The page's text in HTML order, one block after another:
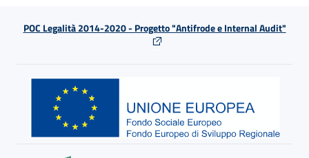
POC Legalità 2014-2020 - Progetto "Antifrode e Internal Audit"